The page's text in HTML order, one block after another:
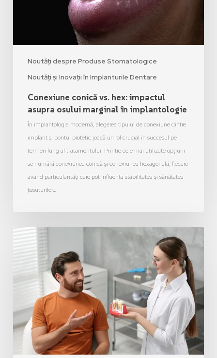
Noutăți despre Produse Stomatologice
Noutăți și Inovații în Implanturile Dentare
Conexiune conică vs. hex: impactul
asupra osului marginal în implantologie
În implantologia modernă, alegerea tipului de conexiune dintre
implant și bontul protetic joacă un rol crucial în succesul pe
termen lung al tratamentului. Printre cele mai utilizate opțiuni
se numără conexiunea conică și conexiunea hexagonală, fiecare
având particularități care pot influența stabilitatea și sănătatea
țesuturilor…